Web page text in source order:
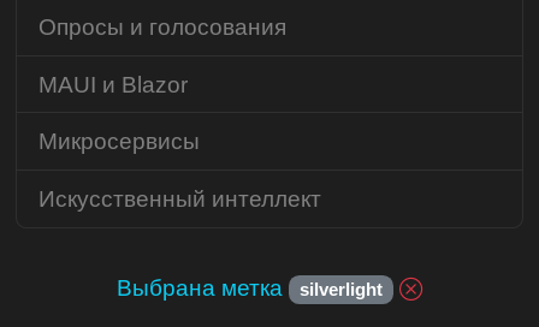
Выбрана метка silverlight
Опросы и голосования
MAUI и Blazor
Микросервисы
Искусственный интеллект